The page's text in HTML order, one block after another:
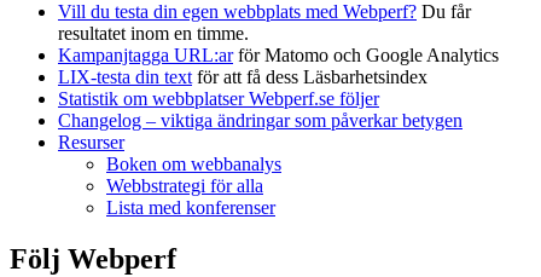
Vill du testa din egen webbplats med Webperf? Du får
resultatet inom en timme.
Kampanjtagga URL:arför Matomo och Google Analytics
LIX-testa din text för att få dess Läsbarhetsindex
Statistik om webbplatser Webperf.se följer
Changelog – viktiga ändringar som påverkar betygen
Resurser
Boken om webbanalys
Webbstrategi för alla
Lista med konferenser
Följ Webperf